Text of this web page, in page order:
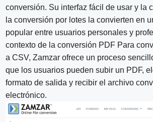
conversión. Su interfaz fácil de usar y la
la conversión por lotes la convierten en
popular entre usuarios personales y
contexto de la conversión PDF Para
a CSV, Zamzar ofrece un proceso
que los usuarios pueden subir un PDF,
formato de salida y recibir el archivo
electrónico.